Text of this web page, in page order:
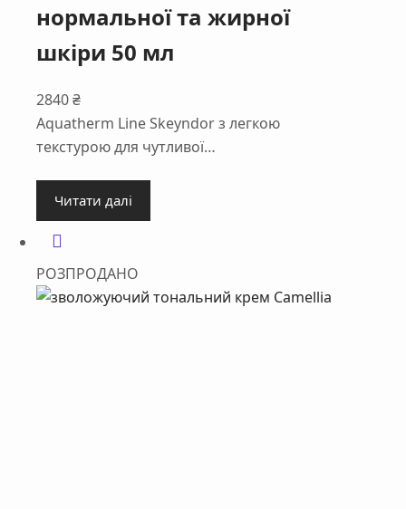
нормальної та жирної
шкіри 50 мл
2840₴
Aquatherm Line Skeyndor з легкою
текстурою для чутливої…
Читати далі
РОЗПРОДАНО